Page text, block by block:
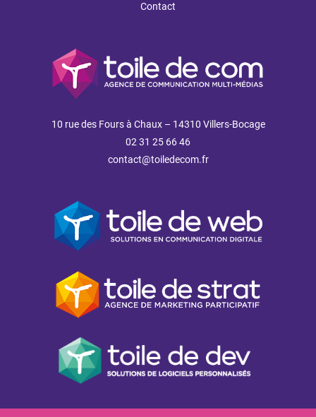
Contact
10 rue des Fours à Chaux – 14310 Villers-Bocage
02 31 25 66 46
contact@toiledecom.fr